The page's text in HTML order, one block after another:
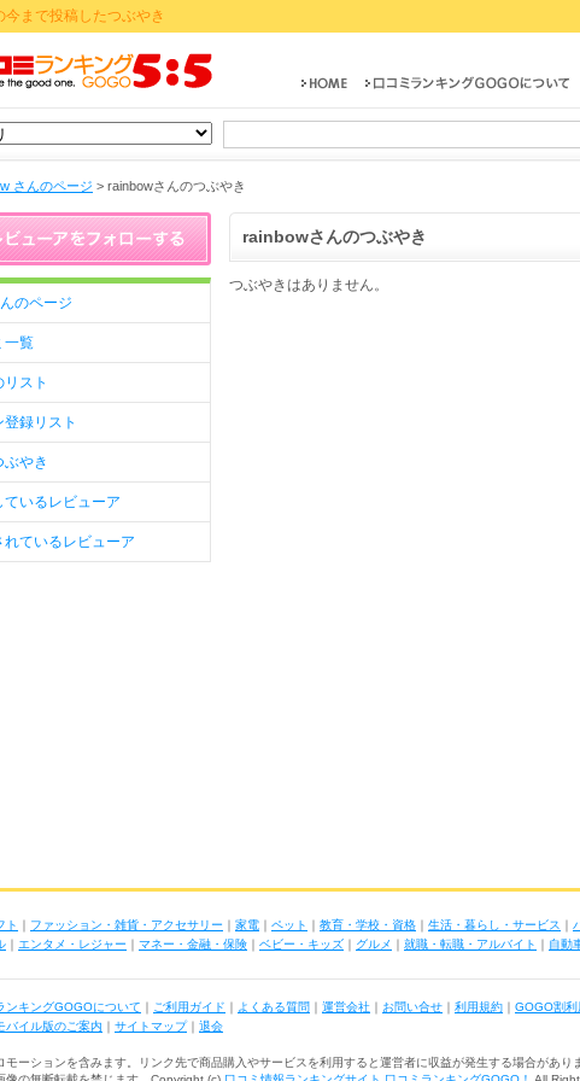
まで投稿したつぶやき
さんのページ > rainbowさんのつぶやき
rainbowさんのつぶやき
つぶやきはありません。
のページ
一覧
スト
録リスト
ぶやき
ているレビューア
れているレビューア
ト ｜ ファッション・雑貨・アクセサリー ｜ 家電 ｜ ペット ｜ 教育・学校・資格 ｜ 生活・暮らし・サービス ｜
｜ エンタメ・レジャー ｜ マネー・金融・保険 ｜ ベビー・キッズ ｜ グルメ ｜ 就職・転職・アルバイト ｜ 自動
ンキングGOGOについて ｜ ご利用ガイド ｜ よくある質問 ｜ 運営会社 ｜ お問い合せ ｜ 利用規約 ｜ GOGO割利
バイル版のご案内 ｜ サイトマップ｜ 退会
ーションを含みます。リンク先で商品購入やサービスを利用すると運営者に収益が発生する場合があり